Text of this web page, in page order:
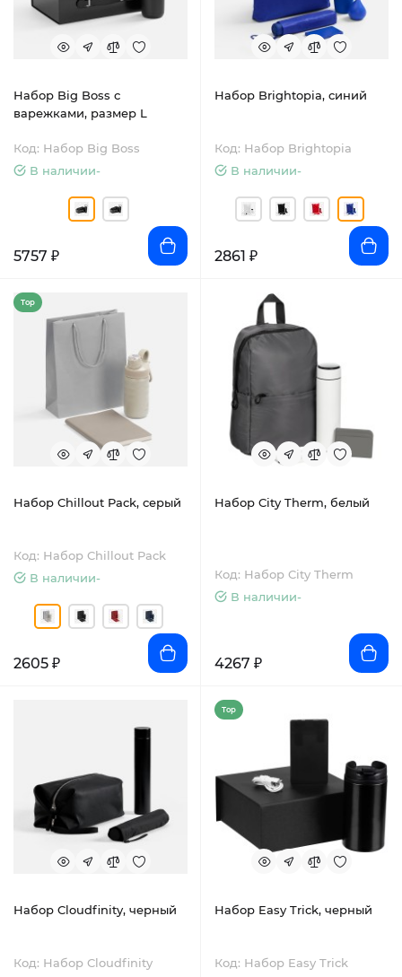
Набор Big Boss с
варежками, размер L
Код: Набор Big Boss
В наличии-
5757 ₽
Набор Brightopia, синий
Код: Набор Brightopia
В наличии-
2861 ₽
Top
Набор Chillout Pack, серый
Код: Набор Chillout Pack
В наличии-
2605 ₽
Набор City Therm, белый
Код: Набор City Therm
В наличии-
4267 ₽
Набор Cloudfinity, черный
Код: Набор Cloudfinity
Top
Набор Easy Trick, черный
Код: Набор Easy Trick